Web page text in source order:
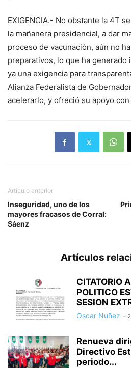
EXIGENCIA.- No obstante la 4T
la mañanera presidencial, a dar
proceso de vacunación, aún no
preparativos, lo que ha
ya una exigencia para
Alianza Federalista de
acelerarlo, y ofreció su apoyo
Artículo anterior
Inseguridad, uno de los
mayores fracasos de Corral:
Sáenz
Artículos
CITATORIO
POLITICO
SESION
Oscar Nuñez -
Renueva
Directivo
periodo...